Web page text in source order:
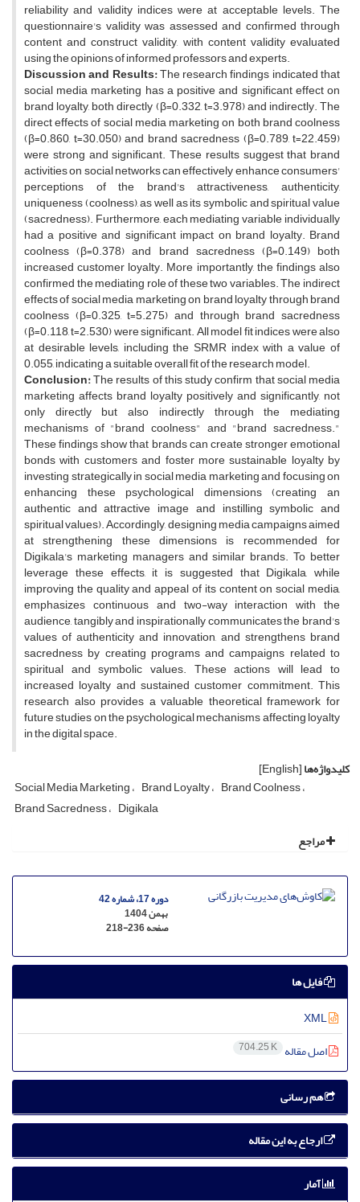
reliability and validity indices were at acceptable levels. The
questionnaire's validity was assessed and confirmed through
content and construct validity, with content validity evaluated
using the opinions of informed professors and experts.
Discussion and Results:The research findings indicated that
social media marketing has a positive and significant effect on
brand loyalty, both directly (β=0.332, t=3.978) and indirectly. The
direct effects of social media marketing on both brand coolness
(β=0.860, t=30.050) and brand sacredness (β=0.789, t=22.459)
were strong and significant. These results suggest that brand
activities on social networks can effectively enhance consumers'
perceptions of the brand's attractiveness, authenticity,
uniqueness (coolness), as well as its symbolic and spiritual value
(sacredness). Furthermore, each mediating variable individually
had a positive and significant impact on brand loyalty. Brand
coolness (β=0.378) and brand sacredness (β=0.149) both
increased customer loyalty. More importantly, the findings also
confirmed the mediating role of these two variables. The indirect
effects of social media marketing on brand loyalty through brand
coolness (β=0.325, t=5.275) and through brand sacredness
(β=0.118, t=2.530) were significant. All model fit indices were also
at desirable levels, including the SRMR index with a value of
0.055, indicating a suitable overall fit of the research model.
Conclusion:The results of this study confirm that social media
marketing affects brand loyalty positively and significantly, not
only directly but also indirectly through the mediating
mechanisms of "brand coolness" and "brand sacredness."
These findings show that brands can create stronger emotional
bonds with customers and foster more sustainable loyalty by
investing strategically in social media marketing and focusing on
enhancing these psychological dimensions (creating an
authentic and attractive image and instilling symbolic and
spiritual values). Accordingly, designing media campaigns aimed
at strengthening these dimensions is recommended for
Digikala's marketing managers and similar brands. To better
leverage these effects, it is suggested that Digikala, while
improving the quality and appeal of its content on social media,
emphasizes continuous and two-way interaction with the
audience, tangibly and inspirationally communicates the brand's
values of authenticity and innovation, and strengthens brand
sacredness by creating programs and campaigns related to
spiritual and symbolic values. These actions will lead to
increased loyalty and sustained customer commitment. This
research also provides a valuable theoretical framework for
future studies on the psychological mechanisms affecting loyalty
in the digital space.
کلیدواژه‌ها[English]
Social Media Marketing Brand Loyalty Brand Coolness
Brand Sacredness Digikala
مراجع
دوره 17، شماره 42
بهمن 1404
صفحه218-236
فایل ها
اصل مقاله 704.25 K
هم رسانی
ارجاع به این مقاله
آمار